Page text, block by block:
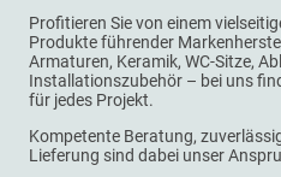
Profitieren Sie von einem
Produkte führender
Armaturen, Keramik, WC-Sitze,
Installationszubehör – bei uns
für jedes Projekt.
Kompetente Beratung,
Lieferung sind dabei unser